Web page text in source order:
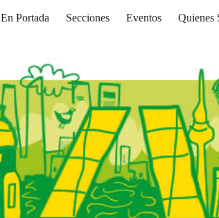
En Portada Secciones Eventos Quienes